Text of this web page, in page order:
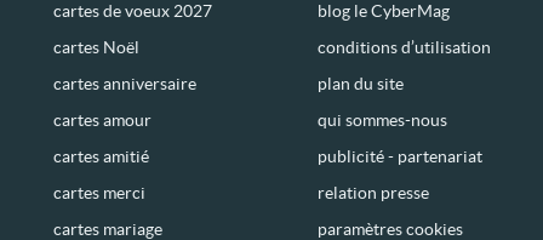
cartes de voeux 2027
cartes Noël
cartes anniversaire
cartes amour
cartes amitié
cartes merci
cartes mariage
blog le CyberMag
conditions d’utilisation
plan du site
qui sommes-nous
publicité - partenariat
relation presse
paramètres cookies